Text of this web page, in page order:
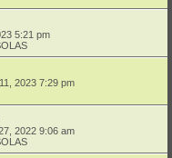
5:21 pm
2023 7:29 pm
2022 9:06 am